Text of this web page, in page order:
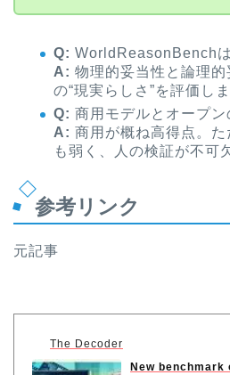
Q: WorldReasonBench
A: 物理的妥当性と論理
の“現実らしさ”を評価しま
Q: 商用モデルとオープン
A: 商用が概ね高得点。
も弱く、人の検証が不可
参考リンク
元記事
The Decoder
New